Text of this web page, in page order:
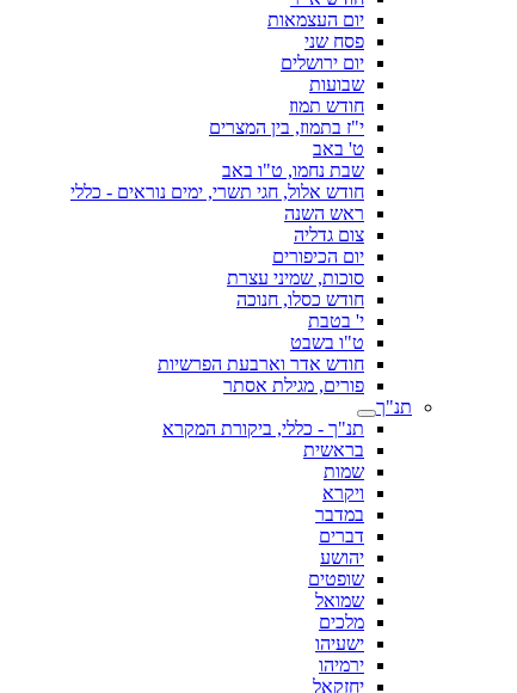
יום העצמאות
פסח שני
יום ירושלים
שבועות
חודש תמוז
י"ז בתמוז, בין המצרים
ט' באב
שבת נחמו, ט"ו באב
חודש אלול, חגי תשרי, ימים נוראים - כללי
ראש השנה
צום גדליה
יום הכיפורים
סוכות, שמיני עצרת
חודש כסלו, חנוכה
י' בטבת
ט"ו בשבט
חודש אדר וארבעת הפרשיות
פורים, מגילת אסתר
תנ"ך
תנ"ך - כללי, ביקורת המקרא
בראשית
שמות
ויקרא
במדבר
דברים
יהושע
שופטים
שמואל
מלכים
ישעיהו
ירמיהו
יחזקאל